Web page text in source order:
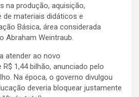
na produção, aquisição,
de materiais didáticos e
Básica, área considerada
Abraham Weintraub.
atender ao novo
1,44 bilhão, anunciado pelo
Na época, o governo divulgou
deveria bloquear justamente